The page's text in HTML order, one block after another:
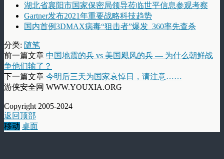
湖北省襄阳市国家保密局领导莅临世平信息参观考察
Gartner发布2021年重要战略科技趋势
国内首例3DMAX病毒“狙击者”爆发 360率先查杀
分类: 随笔
前一篇文章 中国地震的兵 vs 美国飓风的兵 — 为什么朝鲜战
争他们输了？
下一篇文章 今明后三天为国家哀悼日，请注意……
游侠安全网 WWW.YOUXIA.ORG
Copyright 2005-2024
返回顶部
移动 桌面